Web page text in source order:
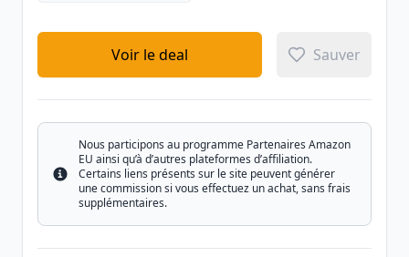
Voir le deal Sauver
Info
Nous participons au programme Partenaires Amazon
EU ainsi qu’à d’autres plateformes d’affiliation.
Certains liens présents sur le site peuvent générer
une commission si vous effectuez un achat, sans frais
supplémentaires.